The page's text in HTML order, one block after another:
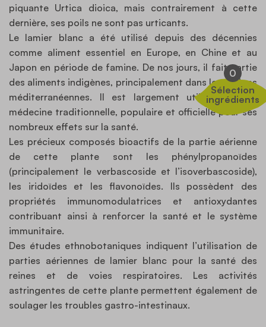
0
Sélection
ingrédients
piquante Urtica dioica, mais contrairement à cette
dernière, ses poils ne sont pas urticants.
Le lamier blanc a été utilisé depuis des décennies
comme aliment essentiel en Europe, en Chine et au
Japon en période de famine. De nos jours, il fait partie
des aliments indigènes, principalement dans les régions
méditerranéennes. Il est largement utilisé dans la
médecine traditionnelle, populaire et officielle pour ses
nombreux effets sur la santé.
Les précieux composés bioactifs de la partie aérienne
de cette plante sont les phénylpropanoïdes
(principalement le verbascoside et l’isoverbascoside),
les iridoïdes et les flavonoïdes. Ils possèdent des
propriétés immunomodulatrices et antioxydantes
contribuant ainsi à renforcer la santé et le système
immunitaire.
Des études ethnobotaniques indiquent l’utilisation de
parties aériennes de lamier blanc pour la santé des
reines et de voies respiratoires. Les activités
astringentes de cette plante permettent également de
soulager les troubles gastro-intestinaux.